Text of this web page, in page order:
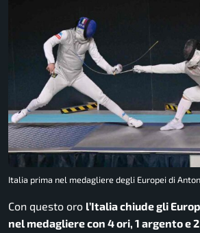
Italia prima nel medagliere degli Europei di
Con questo oro l’Italia chiude gli
nel medagliere con 4 ori, 1 argento e